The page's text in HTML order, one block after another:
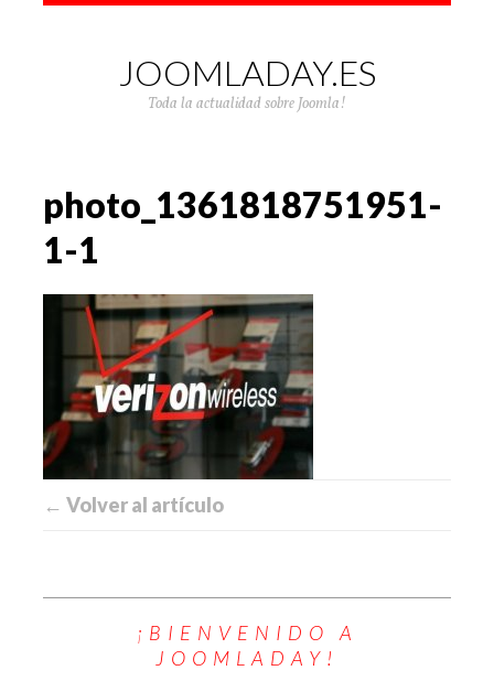
JOOMLADAY.ES
Toda la actualidad sobre Joomla!
photo_1361818751951-
1-1
← Volver al artículo
¡BIENVENIDO A
JOOMLADAY!